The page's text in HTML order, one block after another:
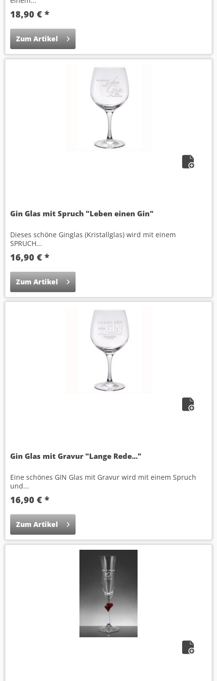
18,90 € *
Zum Artikel
Gin Glas mit Spruch "Leben einen Gin"
Dieses schöne Ginglas (Kristallglas) wird mit einem
SPRUCH...
16,90 € *
Zum Artikel
Gin Glas mit Gravur "Lange Rede..."
Eine schönes GIN Glas mit Gravur wird mit einem Spruch
und...
16,90 € *
Zum Artikel